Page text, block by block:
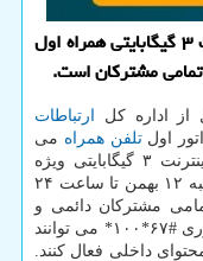
پی اچ پی و جی کوئری: بسته هدیه اینترنت ۳ گیگابایتی همراه اول
اداره کل
ارتباطات
اولتلفن همراه می
توانند به مناسبت دهه فجر، بسته هدیه اینترنت ۳ گیگابایتی ویژه
محتوای داخلی را به صورت رایگان از یکشنبه ۱۲ بهمن تا ساعت ۲۴
کنند. تمامی مشترکان دائمی و
اعتباری همراه اول، با شماره گیری کددستوری #۶۷*۱۰۰* می توانند
داخلی فعال کنند.